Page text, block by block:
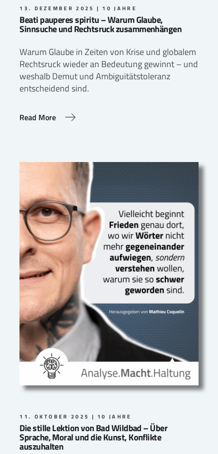
13. DEZEMBER 2025 10 JAHRE
Beati pauperes spiritu – Warum Glaube,
Sinnsuche und Rechtsruck zusammenhängen
Warum Glaube in Zeiten von Krise und globalem
Rechtsruck wieder an Bedeutung gewinnt – und
weshalb Demut und Ambiguitätstoleranz
entscheidend sind.
Read More
11. OKTOBER 2025 10 JAHRE
Die stille Lektion von Bad Wildbad – Über
Sprache, Moral und die Kunst, Konflikte
auszuhalten